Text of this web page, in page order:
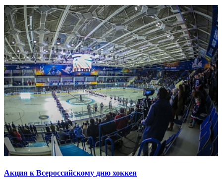
Акция к Всероссийскому дню хоккея